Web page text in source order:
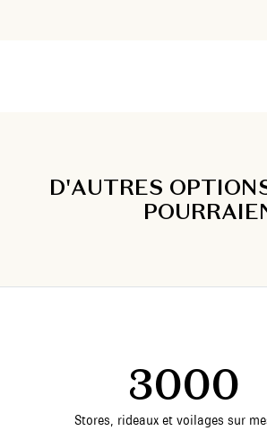
D'AUTRES
3000
Stores, rideaux et voilages sur